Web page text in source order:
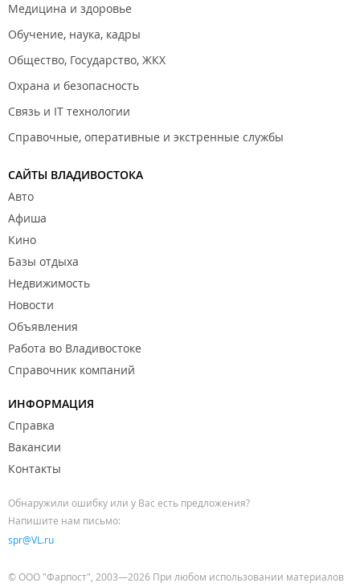
Медицина и здоровье
Обучение, наука, кадры
Общество, Государство, ЖКХ
Охрана и безопасность
Связь и IT технологии
Справочные, оперативные и экстренные службы
САЙТЫ ВЛАДИВОСТОКА
Авто
Афиша
Кино
Базы отдыха
Недвижимость
Новости
Объявления
Работа во Владивостоке
Справочник компаний
ИНФОРМАЦИЯ
Справка
Вакансии
Контакты
Обнаружили ошибку или у Вас есть предложения?
Напишите нам письмо:
spr@VL.ru
© ООО "Фарпост", 2003—2026 При любом использовании материалов